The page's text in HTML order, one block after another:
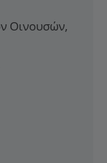
Οινουσών,